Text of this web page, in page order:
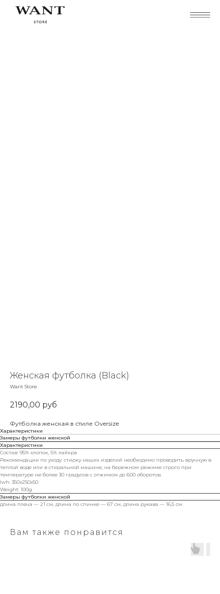
Женская футболка (Black)
Want Store
2190,00 руб
Футболка женская в стиле Oversize
Характеристики
Замеры футболки женской
Характеристики
Состав: 95% хлопок, 5% лайкра
Рекомендации по уходу: стирку наших изделий необходимо проводить вручную в
теплой воде или в стиральной машине, на бережном режиме строго при
температуре не более 30 градусов с отжимом до 600 оборотов.
lwh: 350x250x50
Weight: 100g
Замеры футболки женской
длина плеча — 21 см, длина по спинке — 67 см, длина рукава — 16,5 см.
Вам также понравится